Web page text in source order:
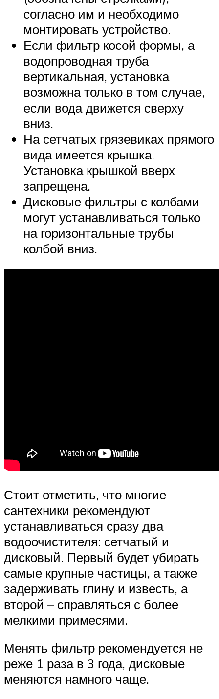
согласно им и необходимо
монтировать устройство.
Если фильтр косой формы, а
водопроводная труба
вертикальная, установка
возможна только в том случае,
если вода движется сверху
вниз.
На сетчатых грязевиках прямого
вида имеется крышка.
Установка крышкой вверх
запрещена.
Дисковые фильтры с колбами
могут устанавливаться только
на горизонтальные трубы
колбой вниз.
Стоит отметить, что многие
сантехники рекомендуют
устанавливаться сразу два
водоочистителя: сетчатый и
дисковый. Первый будет убирать
самые крупные частицы, а также
задерживать глину и известь, а
второй – справляться с более
мелкими примесями.
Менять фильтр рекомендуется не
реже 1 раза в 3 года, дисковые
меняются намного чаще.